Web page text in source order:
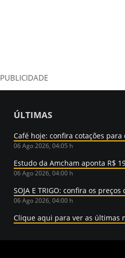
PUBLICIDADE
ÚLTIMAS
Café hoje: confira cotações
06 Ago 2026, 04:05 h
Estudo da Amcham aponta R$
06 Ago 2026, 04:00 h
SOJA E TRIGO: confira os
06 Ago 2026, 04:00 h
Clique aqui para ver as últimas